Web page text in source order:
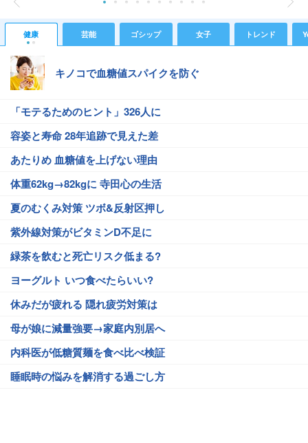
健康 芸能 ゴシップ 女子 トレンド
キノコで血糖値スパイクを防ぐ
「モテるためのヒント」326人に
容姿と寿命 28年追跡で見えた差
あたりめ 血糖値を上げない理由
体重62kg→82kgに 寺田心の生活
夏のむくみ対策 ツボ&反射区押し
紫外線対策がビタミンD不足に
緑茶を飲むと死亡リスク低まる?
ヨーグルト いつ食べたらいい?
休みだが疲れる 隠れ疲労対策は
母が娘に減量強要→家庭内別居へ
内科医が低糖質麺を食べ比べ検証
睡眠時の悩みを解消する過ごし方